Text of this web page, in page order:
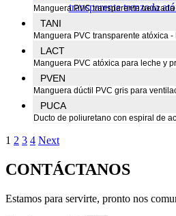
Manguera PVC transparente
TANI
Manguera PVC transparente atóxica -
LACT
Manguera PVC atóxica para leche y
PVEN
Manguera dúctil PVC gris para
PUCA
Ducto de poliuretano con espiral de
1 2 3 4 Next
CONTÁCTANOS
Estamos para servirte, pronto nos